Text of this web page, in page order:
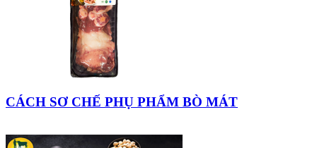
CÁCH SƠ CHẾ PHỤ PHẨM BÒ MÁT